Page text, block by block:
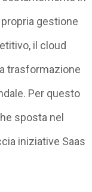
gestione
il cloud
trasformazione
Per questo
sposta nel
iniziative Saas